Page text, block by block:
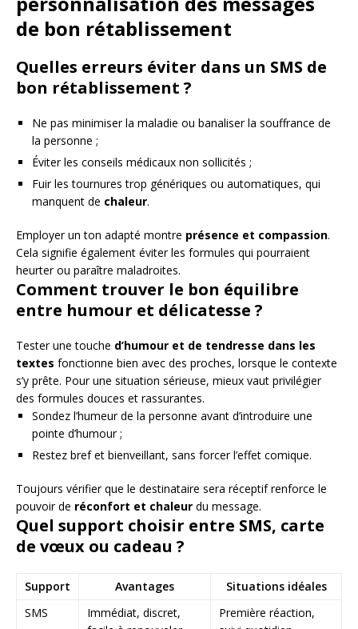
de bon rétablissement
Quelles erreurs éviter dans un SMS de
bon rétablissement ?
Ne pas minimiser la maladie ou banaliser la souffrance de
la personne ;
Éviter les conseils médicaux non sollicités ;
Fuir les tournures trop génériques ou automatiques, qui
manquent de chaleur.
Employer un ton adapté montre présence et compassion.
Cela signifie également éviter les formules qui pourraient
heurter ou paraître maladroites.
Comment trouver le bon équilibre
entre humour et délicatesse ?
Tester une touche d’humour et de tendresse dans les
textes fonctionne bien avec des proches, lorsque le contexte
s’y prête. Pour une situation sérieuse, mieux vaut privilégier
des formules douces et rassurantes.
Sondez l’humeur de la personne avant d’introduire une
pointe d’humour ;
Restez bref et bienveillant, sans forcer l’effet comique.
Toujours vérifier que le destinataire sera réceptif renforce le
pouvoir de réconfort et chaleur du message.
Quel support choisir entre SMS, carte
de vœux ou cadeau ?
Support Avantages
Situations idéales
SMS
Immédiat, discret,
Première réaction,